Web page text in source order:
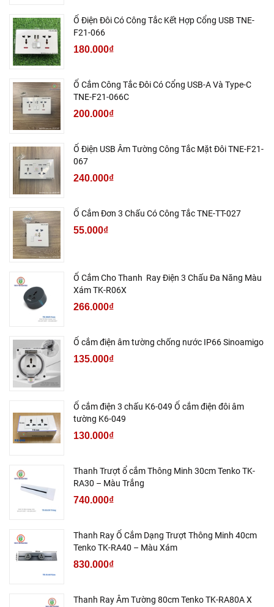
Ổ Điện Đôi Có Công Tắc Kết Hợp Cổng USB TNE-
F21-066
180.000₫
Ổ Cắm Công Tắc Đôi Có Cổng USB-A Và Type-C
TNE-F21-066C
200.000₫
Ổ Điện USB Âm Tường Công Tắc Mặt Đôi TNE-F21-
067
240.000₫
Ổ Cắm Đơn 3 Chấu Có Công Tắc TNE-TT-027
55.000₫
Ổ Cắm Cho Thanh Ray Điện 3 Chấu Đa Năng Màu
Xám TK-R06X
266.000₫
Ổ cắm điện âm tường chống nước IP66 Sinoamigo
135.000₫
Ổ cắm điện 3 chấu K6-049 Ổ cắm điện đôi âm
tường K6-049
130.000₫
Thanh Trượt ổ cắm Thông Minh 30cm Tenko TK-
RA30 – Màu Trắng
740.000₫
Thanh Ray Ổ Cắm Dạng Trượt Thông Minh 40cm
Tenko TK-RA40 – Màu Xám
830.000₫
Thanh Ray Âm Tường 80cm Tenko TK-RA80A X